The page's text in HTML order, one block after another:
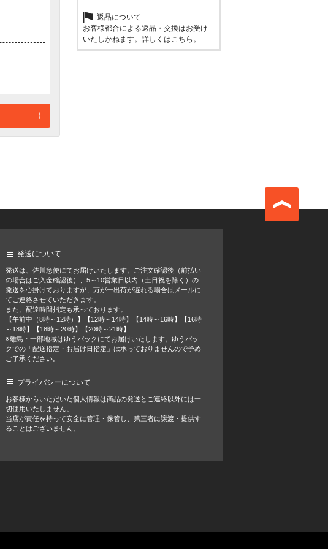
返品について
お客様都合による返品・交換はお受け
いたしかねます。詳しくは こちら 。
発送について
発送は、佐川急便にてお届けいたします。ご注文確認後（前払い
の場合はご入金確認後）、5～10営業日以内（土日祝を除く）の
発送を心掛けておりますが、万が一出荷が遅れる場合はメールに
てご連絡させていただきます。
また、配達時間指定も承っております。
【午前中（8時～12時）】【12時～14時】【14時～16時】【16時
～18時】【18時～20時】【20時～21時】
※離島・一部地域はゆうパックにてお届けいたします。ゆうパッ
クでの「配送指定・お届け日指定」は承っておりませんので予め
ご了承ください。
プライバシーについて
お客様からいただいた個人情報は商品の発送とご連絡以外には一
切使用いたしません。
当店が責任を持って安全に管理・保管し、第三者に譲渡・提供す
ることはございません。